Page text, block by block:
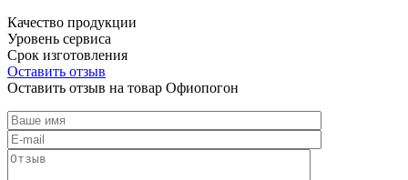
Качество продукции
Уровень сервиса
Срок изготовления
Оставить отзыв
Оставить отзыв на товар Офиопогон